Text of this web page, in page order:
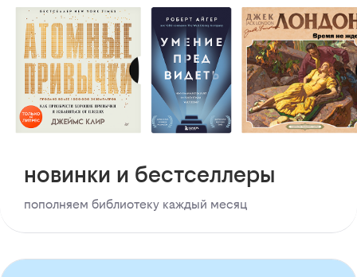
новинки и бестселлеры
пополняем библиотеку каждый месяц